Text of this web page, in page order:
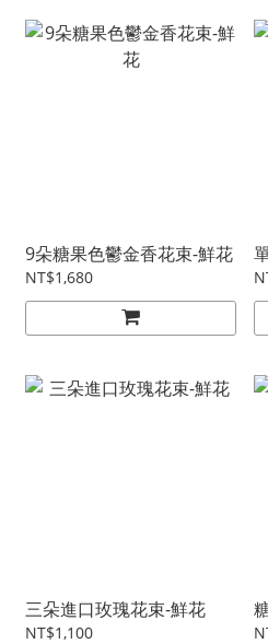
9朵糖果色鬱金香花束-鮮花
NT$1,680
三朵進口玫瑰花束-鮮花
NT$1,100